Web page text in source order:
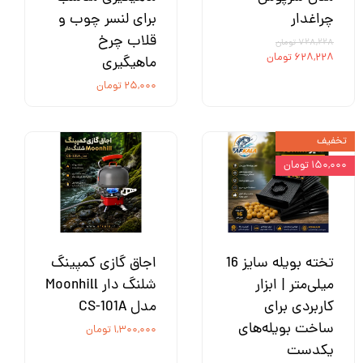
180
210 سانتیمتر
240 الی 450 سانتیمتر
360 سانتیمتر
وزن
400 گرم
220 گرم
430 گرم
590 گرم
650 گرم
گرم
اکشن
چراغدار
۷۲۸,۲۲۸ تومان
۶۲۸,۲۲۸ تومان
برای لنسر چوب و
قلاب چرخ
ماهیگیری
۲۵,۰۰۰ تومان
تخته بویله سایز 16
میلی‌متر | ابزار
کاربردی برای
ساخت بویله‌های
یکدست
تخفیف
۱۵۰,۰۰۰ تومان
اجاق گازی کمپینگ
شلنگ دار Moonhill
مدل CS-101A
۱,۳۰۰,۰۰۰ تومان